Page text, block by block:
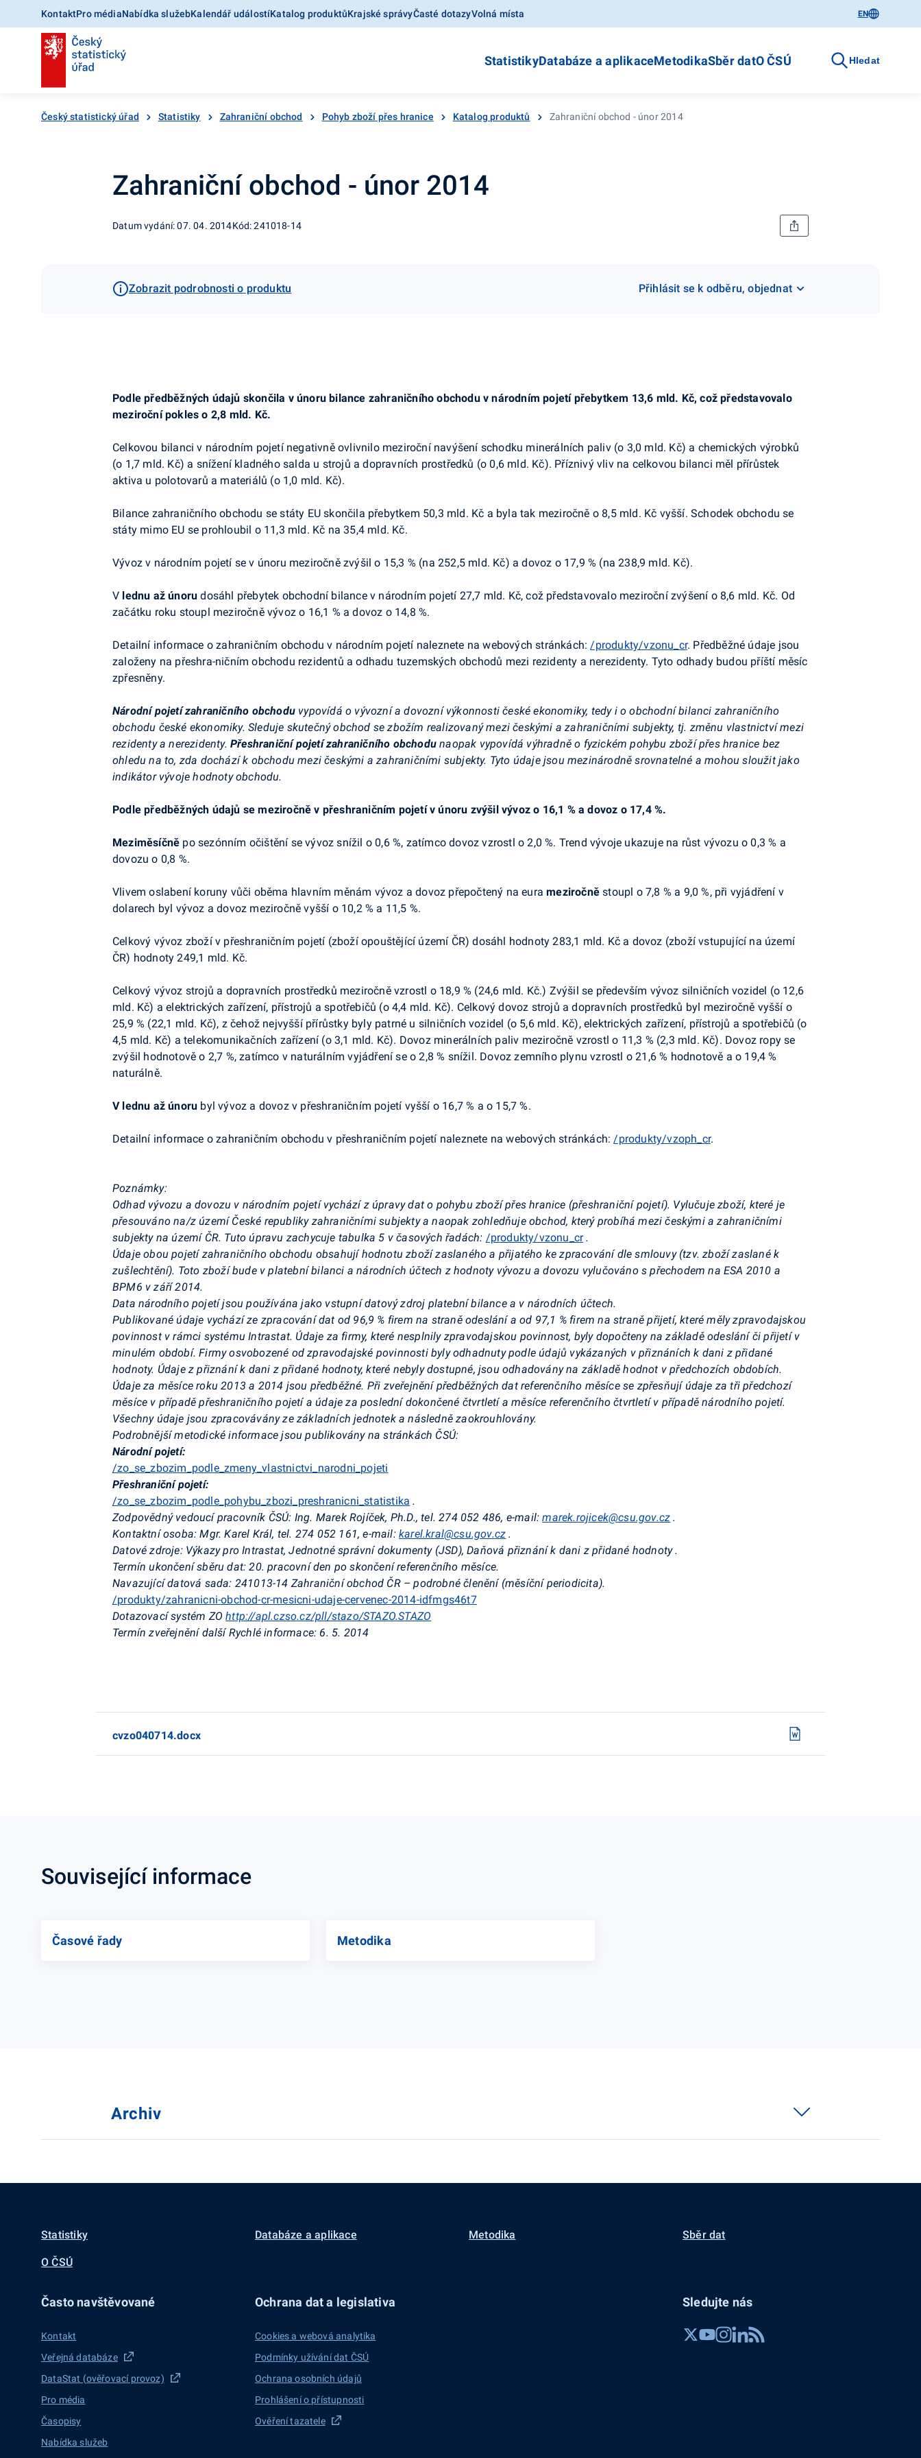
KontaktPro médiaNabídka služebKalendář událostíKatalog produktůKrajské správyČasté dotazyVolná místa EN
StatistikyDatabáze a aplikaceMetodikaSběr datO ČSÚ Hledat
Český statistický úřad Statistiky Zahraniční obchod Pohyb zboží přes hranice Katalog produktů Zahraniční obchod - únor 2014
Zahraniční obchod - únor 2014
Datum vydání: 07. 04. 2014Kód: 241018-14
Zobrazit podrobnosti o produktu Přihlásit se k odběru, objednat
Podle předběžných údajů skončila v únoru bilance zahraničního obchodu v národním pojetí přebytkem 13,6 mld. Kč, což představovalo
meziroční pokles o 2,8 mld. Kč.
Celkovou bilanci v národním pojetí negativně ovlivnilo meziroční navýšení schodku minerálních paliv (o 3,0 mld. Kč) a chemických výrobků
(o 1,7 mld. Kč) a snížení kladného salda u strojů a dopravních prostředků (o 0,6 mld. Kč). Příznivý vliv na celkovou bilanci měl přírůstek
aktiva u polotovarů a materiálů (o 1,0 mld. Kč).
Bilance zahraničního obchodu se státy EU skončila přebytkem 50,3 mld. Kč a byla tak meziročně o 8,5 mld. Kč vyšší. Schodek obchodu se
státy mimo EU se prohloubil o 11,3 mld. Kč na 35,4 mld. Kč.
Vývoz v národním pojetí se v únoru meziročně zvýšil o 15,3 % (na 252,5 mld. Kč) a dovoz o 17,9 % (na 238,9 mld. Kč).
V lednu až únoru dosáhl přebytek obchodní bilance v národním pojetí 27,7 mld. Kč, což představovalo meziroční zvýšení o 8,6 mld. Kč. Od
začátku roku stoupl meziročně vývoz o 16,1 % a dovoz o 14,8 %.
Detailní informace o zahraničním obchodu v národním pojetí naleznete na webových stránkách:/produkty/vzonu_cr. Předběžné údaje jsou
založeny na přeshra-ničním obchodu rezidentů a odhadu tuzemských obchodů mezi rezidenty a nerezidenty. Tyto odhady budou příští měsíc
zpřesněny.
Národní pojetí zahraničního obchodu vypovídá o vývozní a dovozní výkonnosti české ekonomiky, tedy i o obchodní bilanci zahraničního
obchodu české ekonomiky. Sleduje skutečný obchod se zbožím realizovaný mezi českými a zahraničními subjekty, tj. změnu vlastnictví mezi
rezidenty a nerezidenty. Přeshraniční pojetí zahraničního obchodunaopak vypovídá výhradně o fyzickém pohybu zboží přes hranice bez
ohledu na to, zda dochází k obchodu mezi českými a zahraničními subjekty. Tyto údaje jsou mezinárodně srovnatelné a mohou sloužit jako
indikátor vývoje hodnoty obchodu.
Podle předběžných údajů se meziročně v přeshraničním pojetí v únoru zvýšil vývoz o 16,1 % a dovoz o 17,4 %.
Meziměsíčně po sezónním očištění se vývoz snížil o 0,6 %, zatímco dovoz vzrostl o 2,0 %. Trend vývoje ukazuje na růst vývozu o 0,3 % a
dovozu o 0,8 %.
Vlivem oslabení koruny vůči oběma hlavním měnám vývoz a dovoz přepočtený na eurameziročně stoupl o 7,8 % a 9,0 %, při vyjádření v
dolarech byl vývoz a dovoz meziročně vyšší o 10,2 % a 11,5 %.
Celkový vývoz zboží v přeshraničním pojetí (zboží opouštějící území ČR) dosáhl hodnoty 283,1 mld. Kč a dovoz (zboží vstupující na území
ČR) hodnoty 249,1 mld. Kč.
Celkový vývoz strojů a dopravních prostředků meziročně vzrostl o 18,9 % (24,6 mld. Kč.) Zvýšil se především vývoz silničních vozidel (o 12,6
mld. Kč) a elektrických zařízení, přístrojů a spotřebičů (o 4,4 mld. Kč). Celkový dovoz strojů a dopravních prostředků byl meziročně vyšší o
25,9 % (22,1 mld. Kč), z čehož nejvyšší přírůstky byly patrné u silničních vozidel (o 5,6 mld. Kč), elektrických zařízení, přístrojů a spotřebičů (o
4,5 mld. Kč) a telekomunikačních zařízení (o 3,1 mld. Kč). Dovoz minerálních paliv meziročně vzrostl o 11,3 % (2,3 mld. Kč). Dovoz ropy se
zvýšil hodnotově o 2,7 %, zatímco v naturálním vyjádření se o 2,8 % snížil. Dovoz zemního plynu vzrostl o 21,6 % hodnotově a o 19,4 %
naturálně.
V lednu až únoru byl vývoz a dovoz v přeshraničním pojetí vyšší o 16,7 % a o 15,7 %.
Detailní informace o zahraničním obchodu v přeshraničním pojetí naleznete na webových stránkách:/produkty/vzoph_cr.
Poznámky:
Odhad vývozu a dovozu v národním pojetí vychází z úpravy dat o pohybu zboží přes hranice (přeshraniční pojetí). Vylučuje zboží, které je
přesouváno na/z území České republiky zahraničními subjekty a naopak zohledňuje obchod, který probíhá mezi českými a zahraničními
subjekty na území ČR. Tuto úpravu zachycuje tabulka 5 v časových řadách: /produkty/vzonu_cr .
Údaje obou pojetí zahraničního obchodu obsahují hodnotu zboží zaslaného a přijatého ke zpracování dle smlouvy (tzv. zboží zaslané k
zušlechtění). Toto zboží bude v platební bilanci a národních účtech z hodnoty vývozu a dovozu vylučováno s přechodem na ESA 2010 a
BPM6 v září 2014.
Data národního pojetí jsou používána jako vstupní datový zdroj platební bilance a v národních účtech.
Publikované údaje vychází ze zpracování dat od 96,9 % firem na straně odeslání a od 97,1 % firem na straně přijetí, které měly zpravodajskou
povinnost v rámci systému Intrastat. Údaje za firmy, které nesplnily zpravodajskou povinnost, byly dopočteny na základě odeslání či přijetí v
minulém období. Firmy osvobozené od zpravodajské povinnosti byly odhadnuty podle údajů vykázaných v přiznáních k dani z přidané
hodnoty. Údaje z přiznání k dani z přidané hodnoty, které nebyly dostupné, jsou odhadovány na základě hodnot v předchozích obdobích.
Údaje za měsíce roku 2013 a 2014 jsou předběžné. Při zveřejnění předběžných dat referenčního měsíce se zpřesňují údaje za tři předchozí
měsíce v případě přeshraničního pojetí a údaje za poslední dokončené čtvrtletí a měsíce referenčního čtvrtletí v případě národního pojetí.
Všechny údaje jsou zpracovávány ze základních jednotek a následně zaokrouhlovány.
Podrobnější metodické informace jsou publikovány na stránkách ČSÚ:
Národní pojetí:
/zo_se_zbozim_podle_zmeny_vlastnictvi_narodni_pojeti
Přeshraniční pojetí:
/zo_se_zbozim_podle_pohybu_zbozi_preshranicni_statistika .
Zodpovědný vedoucí pracovník ČSÚ: Ing. Marek Rojíček, Ph.D., tel. 274 052 486, e-mail:marek.rojicek@csu.gov.cz .
Kontaktní osoba: Mgr. Karel Král, tel. 274 052 161, e-mail:karel.kral@csu.gov.cz .
Datové zdroje: Výkazy pro Intrastat, Jednotné správní dokumenty (JSD), Daňová přiznání k dani z přidané hodnoty .
Termín ukončení sběru dat: 20. pracovní den po skončení referenčního měsíce.
Navazující datová sada: 241013-14 Zahraniční obchod ČR – podrobné členění (měsíční periodicita).
/produkty/zahranicni-obchod-cr-mesicni-udaje-cervenec-2014-idfmgs46t7
Dotazovací systém ZO http://apl.czso.cz/pll/stazo/STAZO.STAZO
Termín zveřejnění další Rychlé informace: 6. 5. 2014
cvzo040714.docx
Související informace
Časové řady Metodika
Archiv
Statistiky Databáze a aplikace Metodika Sběr dat
O ČSÚ
Často navštěvované
Kontakt
Veřejná databáze
DataStat (ověřovací provoz)
Pro média
Časopisy
Nabídka služeb
Ochrana dat a legislativa
Cookies a webová analytika
Podmínky užívání dat ČSÚ
Ochrana osobních údajů
Prohlášení o přístupnosti
Ověření tazatele
Sledujte nás